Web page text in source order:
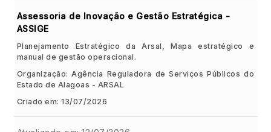
Assessoria de Inovação e Gestão Estratégica -
ASSIGE
Planejamento Estratégico da Arsal, Mapa estratégico e
manual de gestão operacional.
Organização: Agência Reguladora de Serviços Públicos do
Estado de Alagoas - ARSAL
Criado em: 13/07/2026